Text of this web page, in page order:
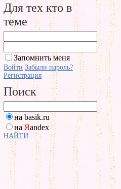
Для тех кто в
теме
Запомнить меня
Войти Забыли пароль?
Регистрация
Поиск
на basik.ru
на Яandex
НАЙТИ